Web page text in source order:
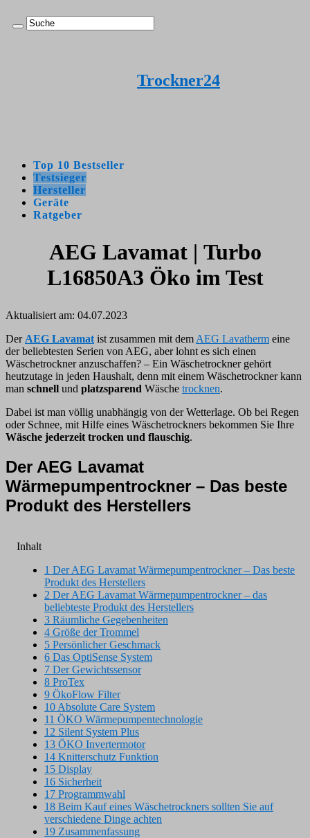
Trockner24
Top 10 Bestseller
Testsieger
Hersteller
Geräte
Ratgeber
AEG Lavamat | Turbo
L16850A3 Öko im Test
Aktualisiert am: 04.07.2023
Der AEG Lavamat ist zusammen mit dem AEG Lavatherm eine
der beliebtesten Serien von AEG, aber lohnt es sich einen
Wäschetrockner anzuschaffen? – Ein Wäschetrockner gehört
heutzutage in jeden Haushalt, denn mit einem Wäschetrockner kann
man schnell und platzsparend Wäsche trocknen.
Dabei ist man völlig unabhängig von der Wetterlage. Ob bei Regen
oder Schnee, mit Hilfe eines Wäschetrockners bekommen Sie Ihre
Wäsche jederzeit trocken und flauschig.
Der AEG Lavamat
Wärmepumpentrockner – Das beste
Produkt des Herstellers
Inhalt
1 Der AEG Lavamat Wärmepumpentrockner – Das beste
Produkt des Herstellers
2 Der AEG Lavamat Wärmepumpentrockner – das
beliebteste Produkt des Herstellers
3 Räumliche Gegebenheiten
4 Größe der Trommel
5 Persönlicher Geschmack
6 Das OptiSense System
7 Der Gewichtssensor
8 ProTex
9 ÖkoFlow Filter
10 Absolute Care System
11 ÖKO Wärmepumpentechnologie
12 Silent System Plus
13 ÖKO Invertermotor
14 Knitterschutz Funktion
15 Display
16 Sicherheit
17 Programmwahl
18 Beim Kauf eines Wäschetrockners sollten Sie auf
verschiedene Dinge achten
19 Zusammenfassung